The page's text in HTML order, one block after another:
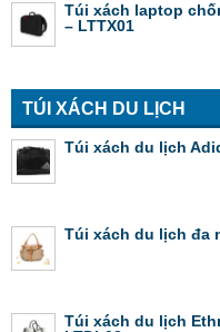
Túi xách laptop
– LTTX01
TÚI XÁCH DU LỊCH
Túi xách du lịch
Túi xách du lịch đa
Túi xách du lịch